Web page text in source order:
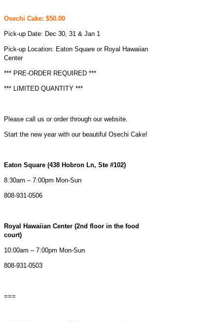
Osechi Cake: $50.00
Pick-up Date: Dec 30, 31 & Jan 1
Pick-up Location: Eaton Square or Royal Hawaiian
Center
*** PRE-ORDER REQUIRED ***
*** LIMITED QUANTITY ***
Please call us or order through our website.
Start the new year with our beautiful Osechi Cake!
Eaton Square (438 Hobron Ln, Ste #102)
8:30am – 7:00pm Mon-Sun
808-931-0506
Royal Hawaiian Center (2nd floor in the food
court)
10:00am – 7:00pm Mon-Sun
808-931-0503
===